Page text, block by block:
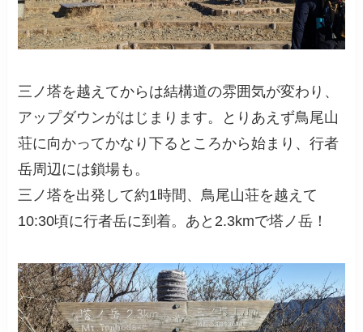
三ノ塔を越えてからは結構道の雰囲気が変わり、
アップダウンがはじまります。とりあえず鳥尾山
荘に向かってかなり下るところから始まり、行者
岳周辺には鎖場も。
三ノ塔を出発して約1時間、鳥尾山荘を越えて
10:30頃に行者岳に到着。あと2.3kmで塔ノ岳！